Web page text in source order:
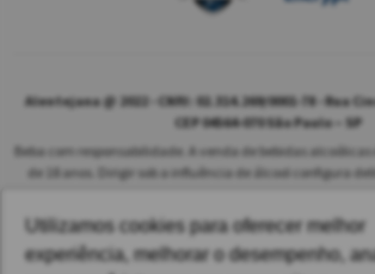
Utilizamos cookies para oferecer melhor
experiência, melhorar o desempenho,
Alentejana @ 2022 - CNPJ: 02.314.269/0001-78 - Rua
CEP 04564-070 São Paulo – SP
Beba com responsabilidade. A venda de bebidas
de 18 anos. Dirigir sob a influência de álcool configura
As safras dos vinhos poderão ser diferentes das
disponibilidade do nosso estoque. Alteração de preços e
sujeitas a alteração sem aviso